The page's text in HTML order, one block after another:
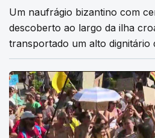
Um naufrágio bizantino com
descoberto ao largo da ilha
transportado um alto dignitário